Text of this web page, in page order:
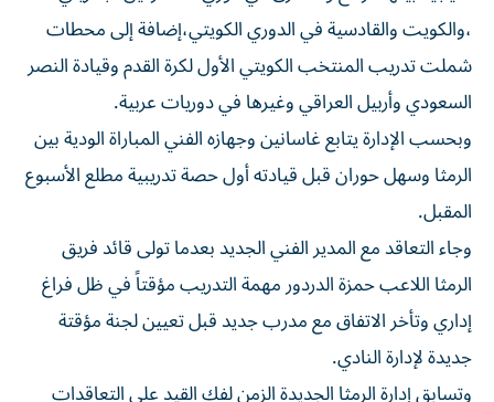
،والكويت والقادسية في الدوري الكويتي،إضافة إلى محطات
شملت تدريب المنتخب الكويتي الأول لكرة القدم وقيادة النصر
السعودي وأربيل العراقي وغيرها في دوريات عربية.
وبحسب الإدارة يتابع غاسانين وجهازه الفني المباراة الودية بين
الرمثا وسهل حوران قبل قيادته أول حصة تدريبية مطلع الأسبوع
المقبل.
وجاء التعاقد مع المدير الفني الجديد بعدما تولى قائد فريق
الرمثا اللاعب حمزة الدردور مهمة التدريب مؤقتاً في ظل فراغ
إداري وتأخر الاتفاق مع مدرب جديد قبل تعيين لجنة مؤقتة
جديدة لإدارة النادي.